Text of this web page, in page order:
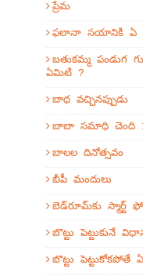
ప్రేమ
ఫలానా సయానికి ఏ
బతుకమ్మ పండుగ
ఏమిటి ?
బాధ వచ్చినప్పుడు
బాబా సమాధి చెంది
బాలల దినోత్సవం
బీపీ మందులు
బెడ్‌రూమ్‌కు స్మార్ట్
బొట్టు పెట్టుకునే
బొట్టు పెట్టుకోకపోతే